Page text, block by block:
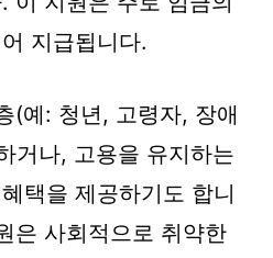
지급됩니다.
(예: 청년, 고령자, 장애
거나, 고용을 유지하는
택을 제공하기도 합니
은 사회적으로 취약한